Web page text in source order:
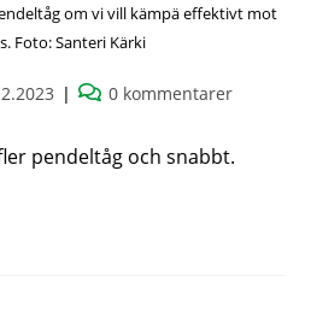
om vi vill kämpä effektivt mot
Foto: Santeri Kärki
0 kommentarer
pendeltåg och snabbt.